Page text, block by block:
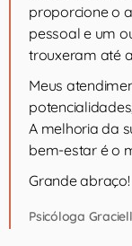
proporcione o
pessoal e um
trouxeram até
Meus
A melhoria da
bem-estar é o
Grande abraço!
Psicóloga